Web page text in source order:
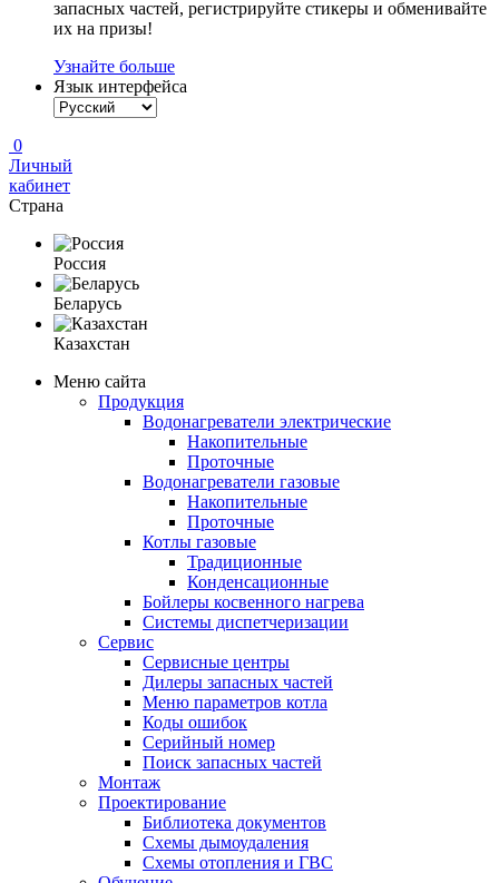
запасных частей, регистрируйте стикеры и обменивайте
их на призы!
Узнайте больше
Язык интерфейса
0
Личный
кабинет
Страна
Россия
Беларусь
Казахстан
Меню сайта
Продукция
Водонагреватели электрические
Накопительные
Проточные
Водонагреватели газовые
Накопительные
Проточные
Котлы газовые
Традиционные
Конденсационные
Бойлеры косвенного нагрева
Системы диспетчеризации
Сервис
Сервисные центры
Дилеры запасных частей
Меню параметров котла
Коды ошибок
Серийный номер
Поиск запасных частей
Монтаж
Проектирование
Библиотека документов
Схемы дымоудаления
Схемы отопления и ГВС